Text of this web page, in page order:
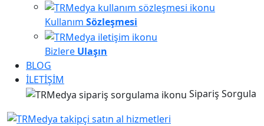
Kullanım Sözleşmesi
Bizlere Ulaşın
BLOG
İLETİŞİM
Sipariş Sorgula